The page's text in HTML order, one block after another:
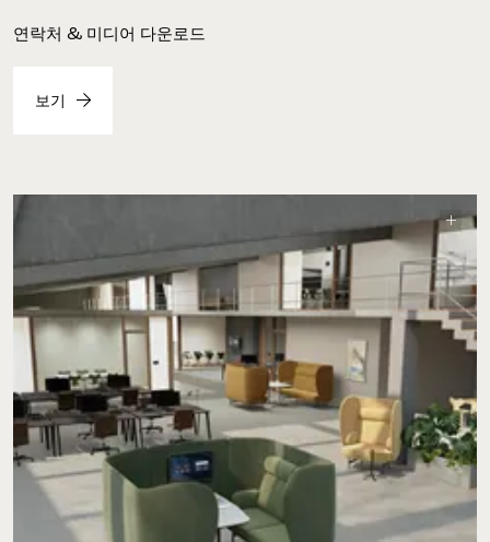
연락처 & 미디어 다운로드
보기